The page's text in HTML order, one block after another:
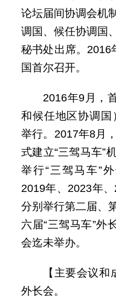
论坛届间协调会机
调国、候任协调国
秘书处出席。2016
国首尔召开。
2016年9月，
和候任地区协调国
举行。2017年8月
式建立“三驾马车”
举行“三驾马车”
2019年、2023年
分别举行第二届、
六届“三驾马车”外
会迄未举办。
【主要会议
外长会。